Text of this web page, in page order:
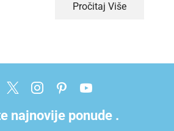
Pročitaj Više
najnovije ponude .